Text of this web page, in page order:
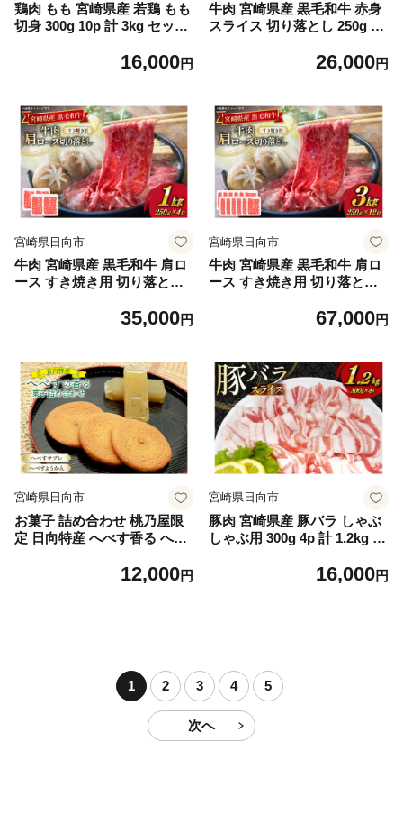
鶏肉 もも 宮崎県産 若鶏 もも
切身 300g 10p 計 3kg セット
61351] もも肉 小分け 鶏肉も
16,000円
牛肉 宮崎県産 黒毛和牛 赤身
スライス 切り落とし 250g 6p
崎県 日向市 452061320] すき
26,000円
宮崎県日向市
牛肉 宮崎県産 黒毛和牛 肩ロ
ース すき焼き用 切り落とし
TY 宮崎県 日向市 452061319]
牛肩 牛 肉 宮崎 和牛
35,000円
宮崎県日向市
牛肉 宮崎県産 黒毛和牛 肩ロ
ース すき焼き用 切り落とし
NITY 宮崎県 日向市 4520613
イス 牛肩 牛 肉 宮崎 和牛
67,000円
宮崎県日向市
お菓子 詰め合わせ 桃乃屋限
定 日向特産 へべす香る へべ
袋 セット [桃乃屋 宮崎県 日
12,000円
宮崎県日向市
豚肉 宮崎県産 豚バラ しゃぶ
しゃぶ用 300g 4p 計 1.2kg セ
452061331] 冷凍 小分け しゃ
16,000円
1 2 3 4 5
次へ